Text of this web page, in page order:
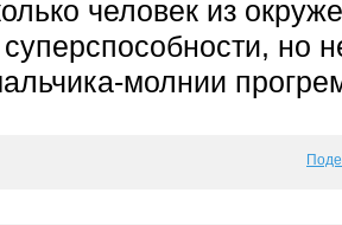
человек из
но
молнии